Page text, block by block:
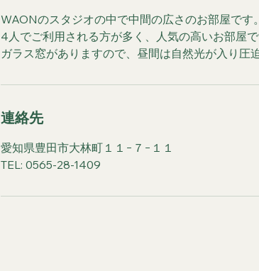
WAONのスタジオの中で中間の広さのお部屋です。
4人でご利用される方が多く、人気の高いお部屋で
ガラス窓がありますので、昼間は自然光が入り圧
連絡先
愛知県豊田市大林町１１−７−１１
TEL: 0565-28-1409